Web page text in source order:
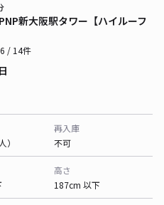
新大阪駅タワー【ハイルーフ
/ 14件
）
再入庫
不可
高さ
187cm 以下